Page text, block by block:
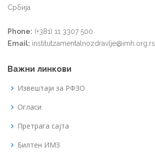
Србија
Phone: (+381) 11 3307 500
Email: institutzamentalnozdravlje@imh.org.rs
Важни линкови
Извештаји за РФЗО
Огласи
Претрага сајта
Билтен ИМЗ